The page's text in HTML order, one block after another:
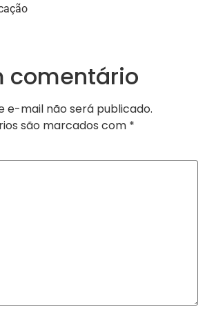
comentário
e-mail não será publicado.
são marcados com *